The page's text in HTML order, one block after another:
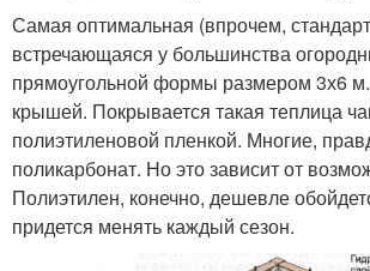
Самая оптимальная (впрочем,
встречающаяся у большинства
прямоугольной формы размером 3х6
крышей. Покрывается такая теплица
полиэтиленовой пленкой. Многие,
поликарбонат. Но это зависит от
Полиэтилен, конечно, дешевле
придется менять каждый сезон.